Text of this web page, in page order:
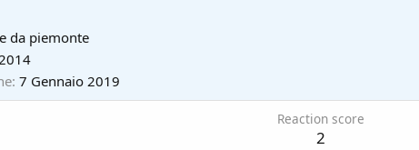
da piemonte
7 Gennaio 2019
Reaction score
2